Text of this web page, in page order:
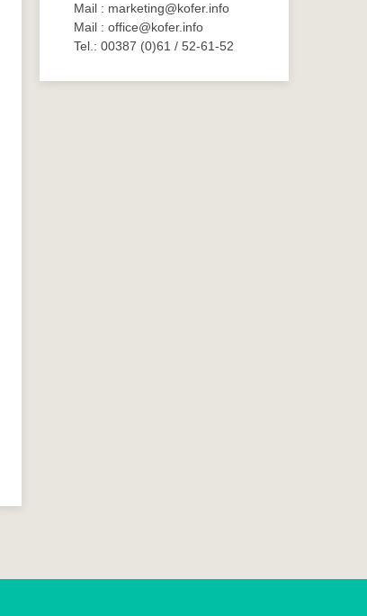
Mail : marketing@kofer.info
Mail : office@kofer.info
Tel.: 00387 (0)61 / 52-61-52